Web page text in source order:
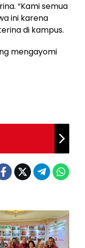
“Kami semua
ini karena
di kampus.
mengayomi